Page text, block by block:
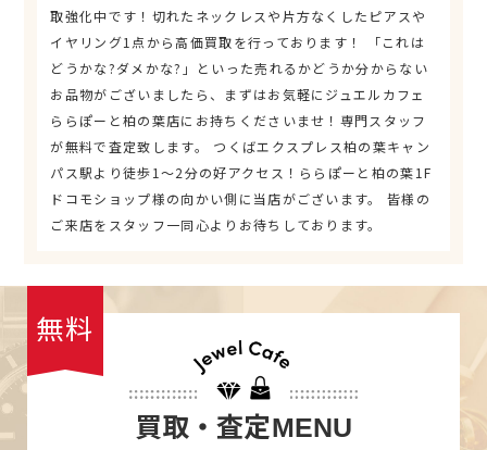
取強化中です！切れたネックレスや片方なくしたピアスや
イヤリング1点から高価買取を行っております！ 「これは
どうかな?ダメかな?」といった売れるかどうか分からない
お品物がございましたら、まずはお気軽にジュエルカフェ
ららぽーと柏の葉店にお持ちくださいませ！専門スタッフ
が無料で査定致します。 つくばエクスプレス柏の葉キャン
パス駅より徒歩1～2分の好アクセス！ららぽーと柏の葉1F
ドコモショップ様の向かい側に当店がございます。 皆様の
ご来店をスタッフ一同心よりお待ちしております。
無料
買取・査定MENU